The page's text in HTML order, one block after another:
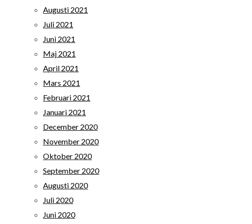
Augusti 2021
Juli 2021
Juni 2021
Maj 2021
April 2021
Mars 2021
Februari 2021
Januari 2021
December 2020
November 2020
Oktober 2020
September 2020
Augusti 2020
Juli 2020
Juni 2020